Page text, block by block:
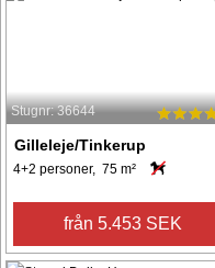
Stugnr: 36644
Gilleleje/Tinkerup
4+2 personer, 75 m²
från 5.453 SEK